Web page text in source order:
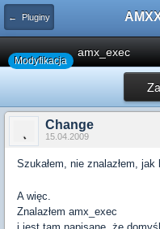
← Pluginy
Modyfikacja
amx_exec
Change
15.04.2009
Szukałem, nie znalazłem,
A więc.
Znalazłem amx_exec